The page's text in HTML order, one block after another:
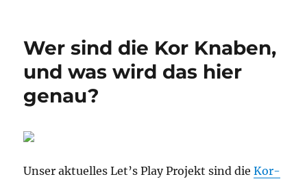
lebt!
Wer sind die Kor Knaben,
und was wird das hier
genau?
Unser aktuelles Let’s Play Projekt sind dieKor-